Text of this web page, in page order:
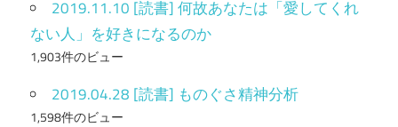
2019.11.10 [読書] 何故あなたは「愛してくれ
ない人」を好きになるのか
1,903件のビュー
2019.04.28 [読書] ものぐさ精神分析
1,598件のビュー